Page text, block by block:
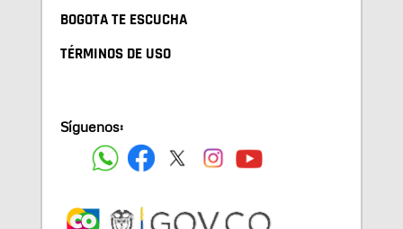
BOGOTA TE ESCUCHA
TÉRMINOS DE USO
Síguenos: